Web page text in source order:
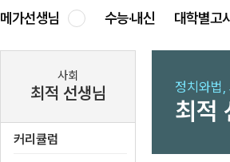
메가선생님 수능·내신 대학별고
사회
최적 선생님
커리큘럼
정치와법,
최적